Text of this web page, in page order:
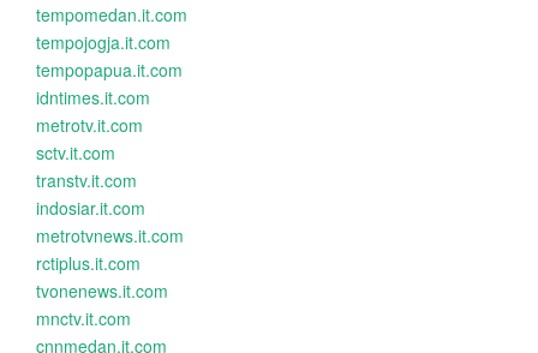
tempomedan.it.com
tempojogja.it.com
tempopapua.it.com
idntimes.it.com
metrotv.it.com
sctv.it.com
transtv.it.com
indosiar.it.com
metrotvnews.it.com
rctiplus.it.com
tvonenews.it.com
mnctv.it.com
cnnmedan.it.com